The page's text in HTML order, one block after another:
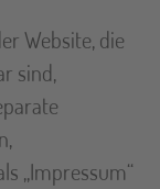
Website, die
sind,
„Impressum“